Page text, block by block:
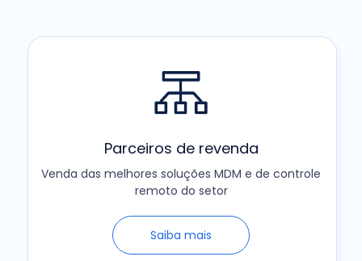
Parceiros de revenda
Venda das melhores soluções MDM e de controle
remoto do setor
Saiba mais